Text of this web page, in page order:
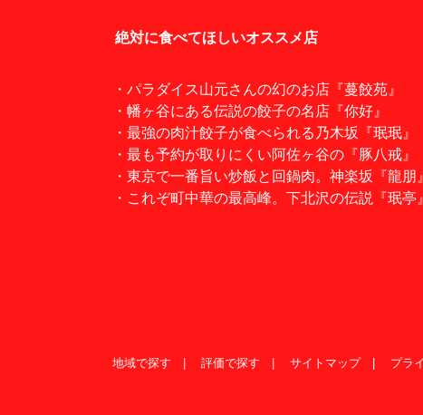
絶対に食べてほしいオススメ店
・パラダイス山元さんの幻のお店『蔓餃苑』
・幡ヶ谷にある伝説の餃子の名店『你好』
・最強の肉汁餃子が食べられる乃木坂『珉珉』
・最も予約が取りにくい阿佐ヶ谷の『豚八戒』
・東京で一番旨い炒飯と回鍋肉。神楽坂『龍朋』
・これぞ町中華の最高峰。下北沢の伝説『珉亭』
地域で探す 評価で探す サイトマップ プラ